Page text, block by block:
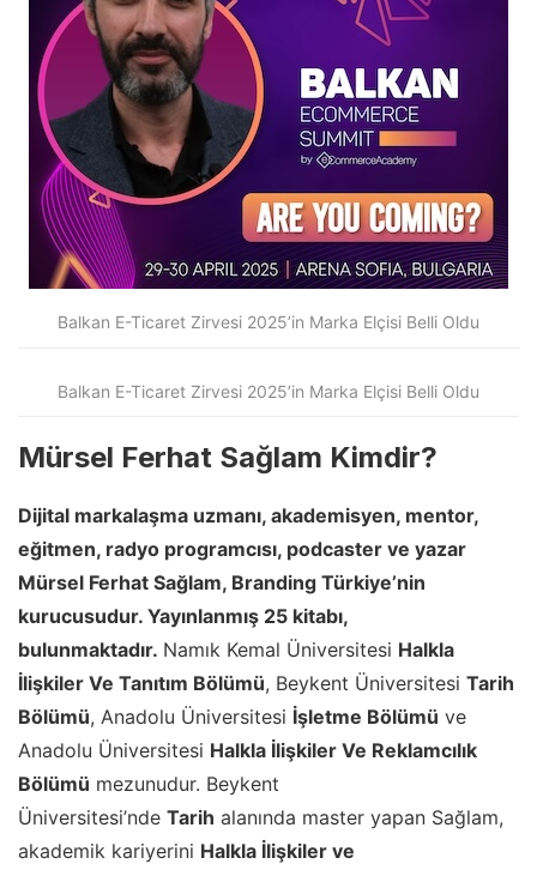
Balkan E-Ticaret Zirvesi 2025’in Marka Elçisi Belli Oldu
Balkan E-Ticaret Zirvesi 2025’in Marka Elçisi Belli Oldu
Mürsel Ferhat Sağlam Kimdir?
Dijital markalaşma uzmanı, akademisyen, mentor,
eğitmen, radyo programcısı, podcaster ve yazar
Mürsel Ferhat Sağlam, Branding Türkiye’nin
kurucusudur. Yayınlanmış 25 kitabı,
bulunmaktadır. Namık Kemal Üniversitesi Halkla
İlişkiler Ve Tanıtım Bölümü, Beykent Üniversitesi Tarih
Bölümü, Anadolu Üniversitesi İşletme Bölümü ve
Anadolu Üniversitesi Halkla İlişkiler Ve Reklamcılık
Bölümü mezunudur. Beykent
Üniversitesi’nde Tarih alanında master yapan Sağlam,
akademik kariyerini Halkla İlişkiler ve